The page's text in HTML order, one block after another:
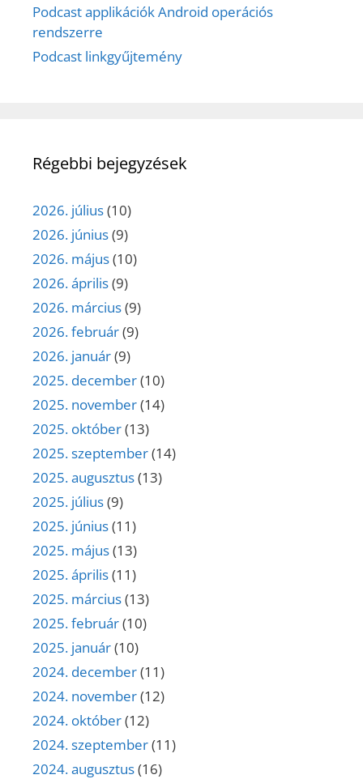
Podcast applikációk Android operációs
rendszerre
Podcast linkgyűjtemény
Régebbi bejegyzések
2026. július(10)
2026. június(9)
2026. május(10)
2026. április(9)
2026. március(9)
2026. február(9)
2026. január(9)
2025. december(10)
2025. november(14)
2025. október(13)
2025. szeptember(14)
2025. augusztus(13)
2025. július(9)
2025. június(11)
2025. május(13)
2025. április(11)
2025. március(13)
2025. február(10)
2025. január(10)
2024. december(11)
2024. november(12)
2024. október(12)
2024. szeptember(11)
2024. augusztus(16)